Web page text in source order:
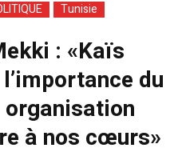
Tunisie
: «Kaïs
du
organisation
à nos cœurs»